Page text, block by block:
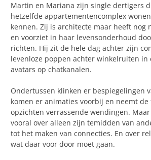
Martin en Mariana zijn single dertigers
hetzelfde appartementencomplex
kennen. Zij is architecte maar heeft nog
en voorziet in haar levensonderhoud
richten. Hij zit de hele dag achter zijn
levenloze poppen achter winkelruiten in
avatars op chatkanalen.
Ondertussen klinken er bespiegelingen
komen er animaties voorbij en neemt
opzichten verrassende wendingen.
vooral over alleen zijn temidden van
tot het maken van connecties. En over
wat daar voor door moet gaan.